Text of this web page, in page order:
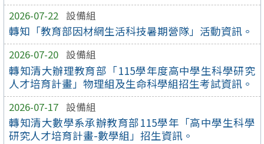
2026-07-22 設備組
轉知「教育部因材網生活科技暑期營隊」活動資訊。
2026-07-20 設備組
轉知清大辦理教育部「115學年度高中學生科學研究
人才培育計畫」物理組及生命科學組招生考試資訊。
2026-07-17 設備組
轉知清大數學系承辦教育部115學年「高中學生科學
研究人才培育計畫-數學組」招生資訊。